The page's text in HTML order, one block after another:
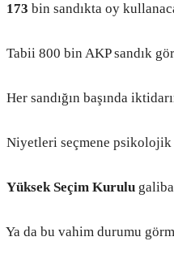
173 bin sandıkta oy
Tabii 800 bin AKP sandık
Her sandığın başında
Niyetleri seçmene psikolojik
Yüksek Seçim Kurulu
Ya da bu vahim durumu